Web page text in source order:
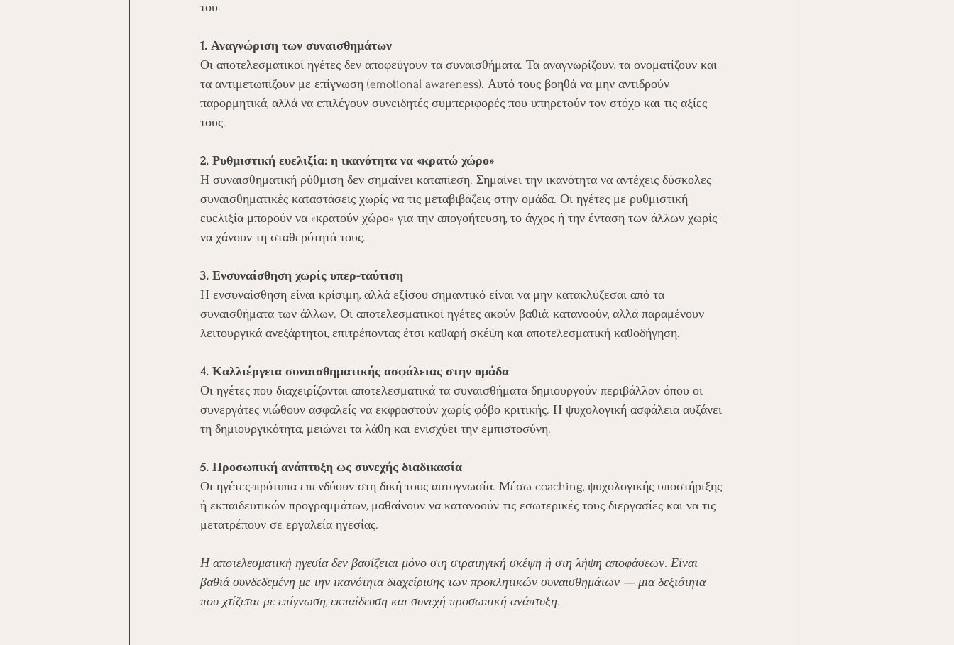
του.
1. Αναγνώριση των συναισθημάτων
Οι αποτελεσματικοί ηγέτες δεν αποφεύγουν τα συναισθήματα. Τα αναγνωρίζουν, τα ονοματίζουν και
τα αντιμετωπίζουν με επίγνωση (emotional awareness). Αυτό τους βοηθά να μην αντιδρούν
παρορμητικά, αλλά να επιλέγουν συνειδητές συμπεριφορές που υπηρετούν τον στόχο και τις αξίες
τους.
2. Ρυθμιστική ευελιξία: η ικανότητα να «κρατώ χώρο»
Η συναισθηματική ρύθμιση δεν σημαίνει καταπίεση. Σημαίνει την ικανότητα να αντέχεις δύσκολες
συναισθηματικές καταστάσεις χωρίς να τις μεταβιβάζεις στην ομάδα. Οι ηγέτες με ρυθμιστική
ευελιξία μπορούν να «κρατούν χώρο» για την απογοήτευση, το άγχος ή την ένταση των άλλων χωρίς
να χάνουν τη σταθερότητά τους.
3. Ενσυναίσθηση χωρίς υπερ-ταύτιση
Η ενσυναίσθηση είναι κρίσιμη, αλλά εξίσου σημαντικό είναι να μην κατακλύζεσαι από τα
συναισθήματα των άλλων. Οι αποτελεσματικοί ηγέτες ακούν βαθιά, κατανοούν, αλλά παραμένουν
λειτουργικά ανεξάρτητοι, επιτρέποντας έτσι καθαρή σκέψη και αποτελεσματική καθοδήγηση.
4. Καλλιέργεια συναισθηματικής ασφάλειας στην ομάδα
Οι ηγέτες που διαχειρίζονται αποτελεσματικά τα συναισθήματα δημιουργούν περιβάλλον όπου οι
συνεργάτες νιώθουν ασφαλείς να εκφραστούν χωρίς φόβο κριτικής. Η ψυχολογική ασφάλεια αυξάνει
τη δημιουργικότητα, μειώνει τα λάθη και ενισχύει την εμπιστοσύνη.
5. Προσωπική ανάπτυξη ως συνεχής διαδικασία
Οι ηγέτες-πρότυπα επενδύουν στη δική τους αυτογνωσία. Μέσω coaching, ψυχολογικής υποστήριξης
ή εκπαιδευτικών προγραμμάτων, μαθαίνουν να κατανοούν τις εσωτερικές τους διεργασίες και να τις
μετατρέπουν σε εργαλεία ηγεσίας.
Η αποτελεσματική ηγεσία δεν βασίζεται μόνο στη στρατηγική σκέψη ή στη λήψη αποφάσεων. Είναι
βαθιά συνδεδεμένη με την ικανότητα διαχείρισης των προκλητικών συναισθημάτων — μια δεξιότητα
που χτίζεται με επίγνωση, εκπαίδευση και συνεχή προσωπική ανάπτυξη.